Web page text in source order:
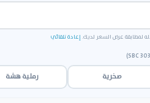
لمطابقة عرض السعر لديك.إعادة تلقائي
صخرية رملية هشة